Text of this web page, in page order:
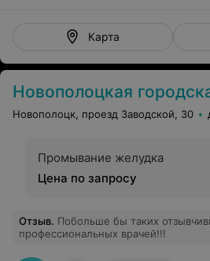
Карта
Новополоцкая городская
Новополоцк, проезд Заводской, 30
Промывание желудка
Цена по запросу
Отзыв. Побольше бы таких
профессиональных врачей!!!